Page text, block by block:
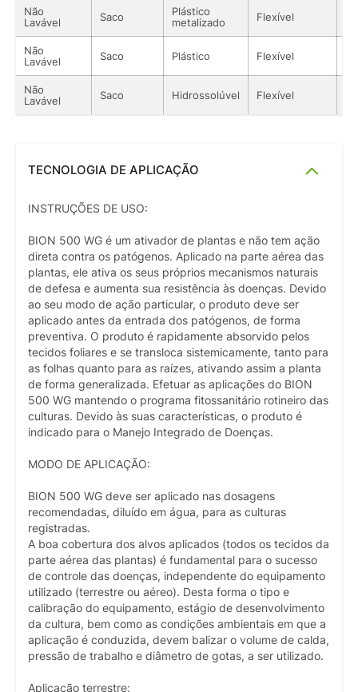
Não
Lavável
Saco
Plástico
metalizado
Flexível
Não
Lavável
Saco Plástico Flexível
Não
Lavável
Saco Hidrossolúvel Flexível
TECNOLOGIA DE APLICAÇÃO
INSTRUÇÕES DE USO:
BION 500 WG é um ativador de plantas e não tem ação
direta contra os patógenos. Aplicado na parte aérea das
plantas, ele ativa os seus próprios mecanismos naturais
de defesa e aumenta sua resistência às doenças. Devido
ao seu modo de ação particular, o produto deve ser
aplicado antes da entrada dos patógenos, de forma
preventiva. O produto é rapidamente absorvido pelos
tecidos foliares e se transloca sistemicamente, tanto para
as folhas quanto para as raízes, ativando assim a planta
de forma generalizada. Efetuar as aplicações do BION
500 WG mantendo o programa fitossanitário rotineiro das
culturas. Devido às suas características, o produto é
indicado para o Manejo Integrado de Doenças.
MODO DE APLICAÇÃO:
BION 500 WG deve ser aplicado nas dosagens
recomendadas, diluído em água, para as culturas
registradas.
A boa cobertura dos alvos aplicados (todos os tecidos da
parte aérea das plantas) é fundamental para o sucesso
de controle das doenças, independente do equipamento
utilizado (terrestre ou aéreo). Desta forma o tipo e
calibração do equipamento, estágio de desenvolvimento
da cultura, bem como as condições ambientais em que a
aplicação é conduzida, devem balizar o volume de calda,
pressão de trabalho e diâmetro de gotas, a ser utilizado.
Aplicação terrestre: